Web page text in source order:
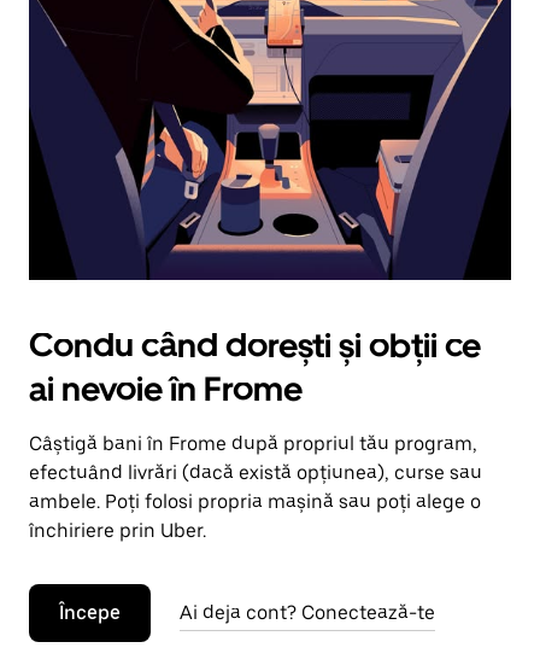
în
jos.
Închide
calendarul
apăsând
pe
butonul
Escape.
Condu când dorești și obții ce
ai nevoie în Frome
Câștigă bani în Frome după propriul tău program,
efectuând livrări (dacă există opțiunea), curse sau
ambele. Poți folosi propria mașină sau poți alege o
închiriere prin Uber.
Începe Ai deja cont? Conectează-te